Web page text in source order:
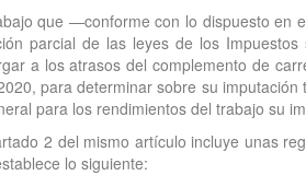
que —conforme con lo dispuesto
parcial de las leyes de los
a los atrasos del complemento de
para determinar sobre su
para los rendimientos del trabajo su
2 del mismo artículo incluye unas
lo siguiente: